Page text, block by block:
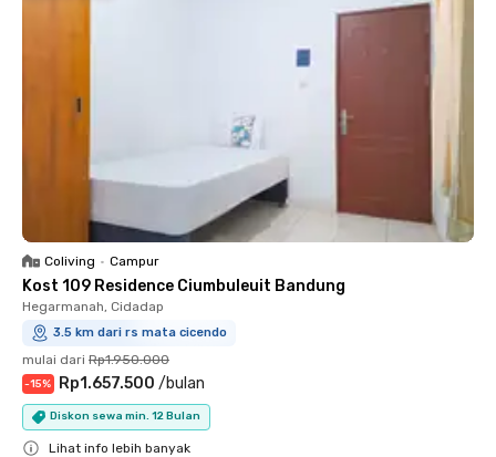
Coliving • Campur
Kost 109 Residence Ciumbuleuit Bandung
Hegarmanah, Cidadap
3.5 km dari rs mata cicendo
mulai dari Rp1.950.000
-15% Rp1.657.500 /bulan
Diskon sewa min. 12 Bulan
Lihat info lebih banyak